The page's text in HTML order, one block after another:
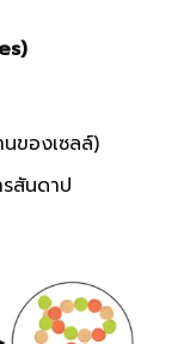
ของเซลล์)
สันดาป